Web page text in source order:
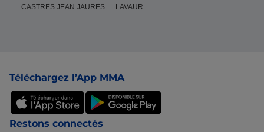
CASTRES JEAN JAURES
LAVAUR
Téléchargez l’App MMA
Restons connectés